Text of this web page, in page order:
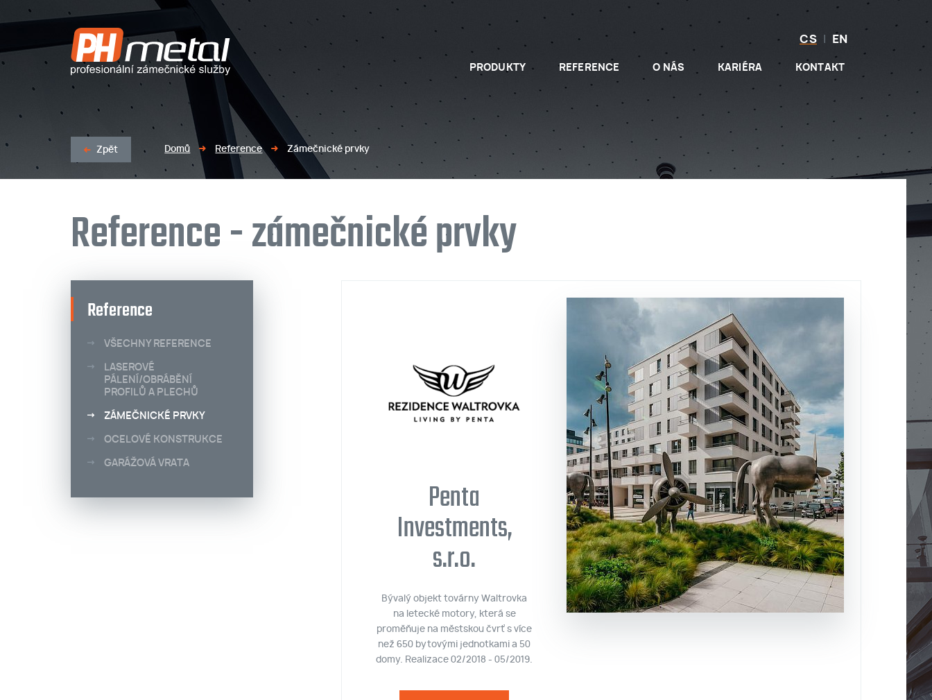
CS EN
PRODUKTY REFERENCE O NÁS KARIÉRA KONTAKT
Zpět Domů Reference Zámečnické prvky
Reference - zámečnické prvky
Penta
Investments,
s.r.o.
Bývalý objekt továrny Waltrovka
na letecké motory, která se
proměňuje na městskou čvrť s více
než 650 bytovými jednotkami a 50
domy. Realizace 02/2018 - 05/2019.
Reference
VŠECHNY REFERENCE
LASEROVÉ
PÁLENÍ/OBRÁBĚNÍ
PROFILŮ A PLECHŮ
ZÁMEČNICKÉ PRVKY
OCELOVÉ KONSTRUKCE
GARÁŽOVÁ VRATA